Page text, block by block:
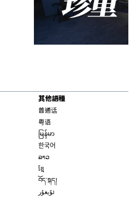
其他語種
普通话
粤语
မြန်မာ
한국어
ລາວ
ខ្មែ
བོད་སྐད།
ئۇيغۇر